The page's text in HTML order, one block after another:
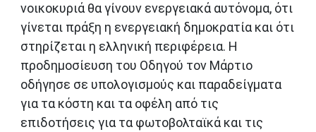
νοικοκυριά θα γίνουν ενεργειακά αυτόνομα, ότι
γίνεται πράξη η ενεργειακή δημοκρατία και ότι
στηρίζεται η ελληνική περιφέρεια. Η
προδημοσίευση του Οδηγού τον Μάρτιο
οδήγησε σε υπολογισμούς και παραδείγματα
για τα κόστη και τα οφέλη από τις
επιδοτήσεις για τα φωτοβολταϊκά και τις